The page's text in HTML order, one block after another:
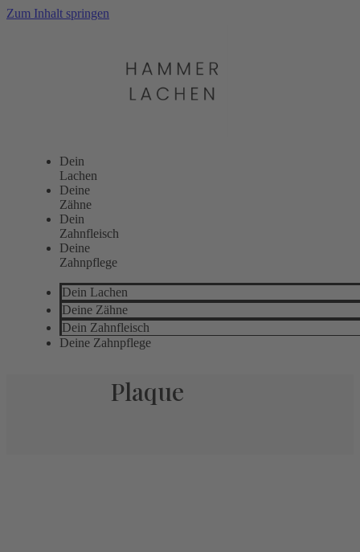
Zum Inhalt springen
Dein
Lachen
Deine
Zähne
Dein
Zahnfleisch
Deine
Zahnpflege
Dein Lachen
Deine Zähne
Dein Zahnfleisch
Deine Zahnpflege
Plaque